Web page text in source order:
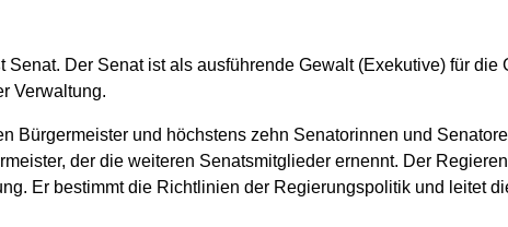
Der Senat ist als ausführende Gewalt (Exekutive) für die
Verwaltung.
Bürgermeister und höchstens zehn Senatorinnen und
der die weiteren Senatsmitglieder ernennt. Der
Er bestimmt die Richtlinien der Regierungspolitik und leitet